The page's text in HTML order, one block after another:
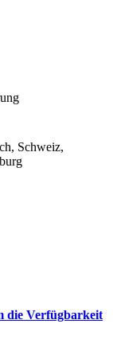
Schweiz,
die Verfügbarkeit